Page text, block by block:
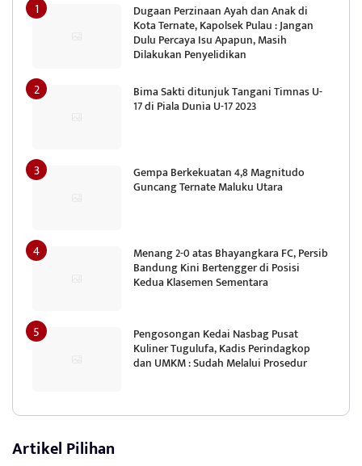
Dugaan Perzinaan Ayah dan Anak di
Kota Ternate, Kapolsek Pulau : Jangan
Dulu Percaya Isu Apapun, Masih
Dilakukan Penyelidikan
Bima Sakti ditunjuk Tangani Timnas U-
17 di Piala Dunia U-17 2023
Gempa Berkekuatan 4,8 Magnitudo
Guncang Ternate Maluku Utara
Menang 2-0 atas Bhayangkara FC, Persib
Bandung Kini Bertengger di Posisi
Kedua Klasemen Sementara
Pengosongan Kedai Nasbag Pusat
Kuliner Tugulufa, Kadis Perindagkop
dan UMKM : Sudah Melalui Prosedur
Artikel Pilihan